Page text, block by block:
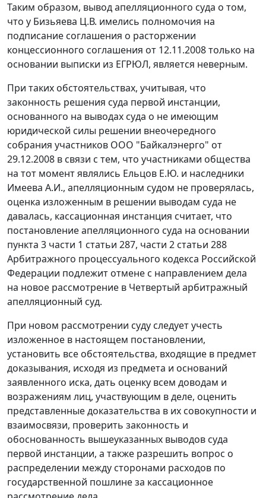
Таким образом, вывод апелляционного суда о том,
что у Бизьяева Ц.В. имелись полномочия на
подписание соглашения о расторжении
концессионного соглашения от 12.11.2008 только на
основании выписки из ЕГРЮЛ, является неверным.
При таких обстоятельствах, учитывая, что
законность решения суда первой инстанции,
основанного на выводах суда о не имеющим
юридической силы решении внеочередного
собрания участников ООО "Байкалэнерго" от
29.12.2008 в связи с тем, что участниками общества
на тот момент являлись Ельцов Е.Ю. и наследники
Имеева А.И., апелляционным судом не проверялась,
оценка изложенным в решении выводам суда не
давалась, кассационная инстанция считает, что
постановление апелляционного суда на основании
пункта 3 части 1 статьи 287, части 2 статьи 288
Арбитражного процессуального кодекса Российской
Федерации подлежит отмене с направлением дела
на новое рассмотрение в Четвертый арбитражный
апелляционный суд.
При новом рассмотрении суду следует учесть
изложенное в настоящем постановлении,
установить все обстоятельства, входящие в предмет
доказывания, исходя из предмета и оснований
заявленного иска, дать оценку всем доводам и
возражениям лиц, участвующим в деле, оценить
представленные доказательства в их совокупности и
взаимосвязи, проверить законность и
обоснованность вышеуказанных выводов суда
первой инстанции, а также разрешить вопрос о
распределении между сторонами расходов по
государственной пошлине за кассационное